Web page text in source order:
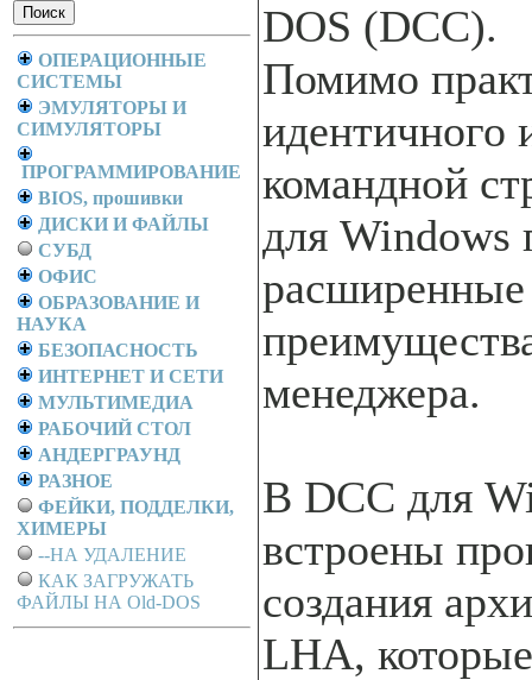
ОПЕРАЦИОННЫЕ
СИСТЕМЫ
ЭМУЛЯТОРЫ И
СИМУЛЯТОРЫ
ПРОГРАММИРОВАНИЕ
BIOS, прошивки
ДИСКИ И ФАЙЛЫ
СУБД
ОФИС
ОБРАЗОВАНИЕ И
НАУКА
БЕЗОПАСНОСТЬ
ИНТЕРНЕТ И СЕТИ
МУЛЬТИМЕДИА
РАБОЧИЙ СТОЛ
АНДЕРГРАУНД
РАЗНОЕ
ФЕЙКИ, ПОДДЕЛКИ,
ХИМЕРЫ
--НА УДАЛЕНИЕ
КАК ЗАГРУЖАТЬ
ФАЙЛЫ НА Old-DOS
DOS (DCC).
Помимо
идентичного
командной
для Windows
расширенные
менеджера.
В DCC для
встроены
создания
LHA,